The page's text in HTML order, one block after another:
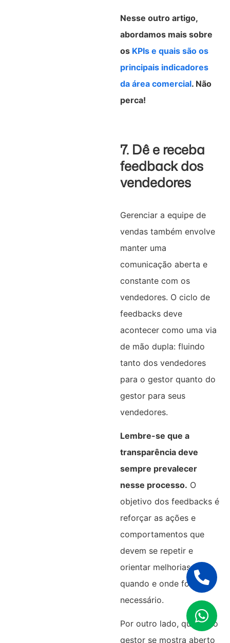
Nesse outro artigo,
abordamos mais sobre
os KPIs e quais são os
principais indicadores
da área comercial. Não
perca!
7. Dê e receba
feedback dos
vendedores
Gerenciar a equipe de
vendas também envolve
manter uma
comunicação aberta e
constante com os
vendedores. O ciclo de
feedbacks deve
acontecer como uma via
de mão dupla: fluindo
tanto dos vendedores
para o gestor quanto do
gestor para seus
vendedores.
Lembre-se que a
transparência deve
sempre prevalecer
nesse processo. O
objetivo dos feedbacks é
reforçar as ações e
comportamentos que
devem se repetir e
orientar melhorias
quando e onde for
necessário.
Por outro lado, quando o
gestor se mostra aberto